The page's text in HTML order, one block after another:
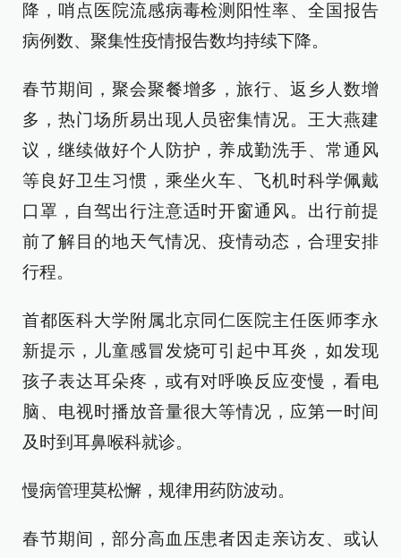
降，哨点医院流感病毒检测阳性率、全国报告
病例数、聚集性疫情报告数均持续下降。
春节期间，聚会聚餐增多，旅行、返乡人数增
多，热门场所易出现人员密集情况。王大燕建
议，继续做好个人防护，养成勤洗手、常通风
等良好卫生习惯，乘坐火车、飞机时科学佩戴
口罩，自驾出行注意适时开窗通风。出行前提
前了解目的地天气情况、疫情动态，合理安排
行程。
首都医科大学附属北京同仁医院主任医师李永
新提示，儿童感冒发烧可引起中耳炎，如发现
孩子表达耳朵疼，或有对呼唤反应变慢，看电
脑、电视时播放音量很大等情况，应第一时间
及时到耳鼻喉科就诊。
慢病管理莫松懈，规律用药防波动。
春节期间，部分高血压患者因走亲访友、或认